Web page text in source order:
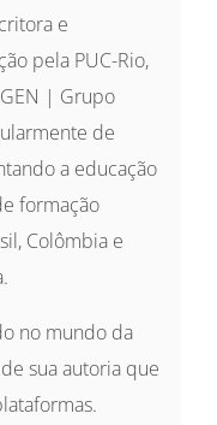
e
pela PUC-Rio,
| Grupo
de
a educação
formação
Colômbia e
no mundo da
sua autoria que